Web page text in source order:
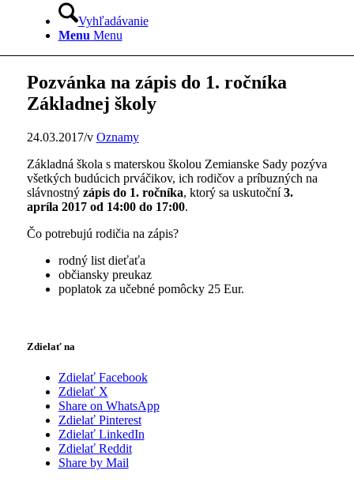
Vyhľadávanie
Menu Menu
Pozvánka na zápis do 1. ročníka
Základnej školy
24.03.2017/v Oznamy
Základná škola s materskou školou Zemianske Sady pozýva
všetkých budúcich prváčikov, ich rodičov a príbuzných na
slávnostnýzápis do 1. ročníka, ktorý sa uskutoční3.
apríla 2017 od 14:00 do 17:00.
Čo potrebujú rodičia na zápis?
rodný list dieťaťa
občiansky preukaz
poplatok za učebné pomôcky 25 Eur.
Zdielať na
Zdielať Facebook
Zdielať X
Share on WhatsApp
Zdielať Pinterest
Zdielať LinkedIn
Zdielať Reddit
Share by Mail